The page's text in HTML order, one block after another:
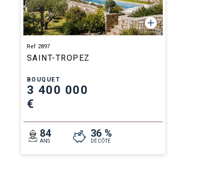
Ref 2897
SAINT-TROPEZ
BOUQUET
3 400 000
€
84
ANS
36 %
DÉCÔTE